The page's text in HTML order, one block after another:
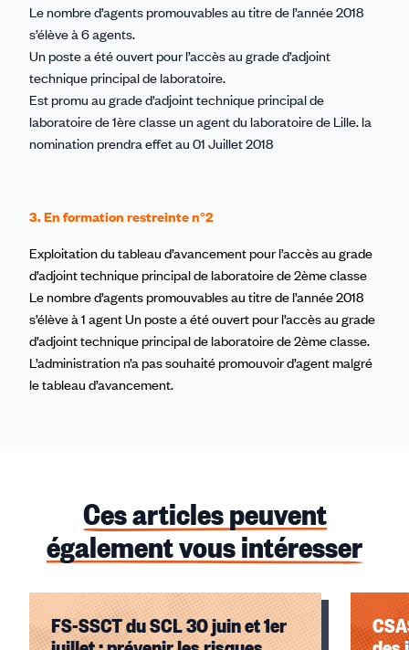
Le nombre d’agents promouvables au titre de l’année 2018
s’élève à 6 agents.
Un poste a été ouvert pour l’accès au grade d’adjoint
technique principal de laboratoire.
Est promu au grade d’adjoint technique principal de
laboratoire de 1ère classe un agent du laboratoire de Lille. la
nomination prendra effet au 01 Juillet 2018
3. En formation restreinte n°2
Exploitation du tableau d’avancement pour l’accès au grade
d’adjoint technique principal de laboratoire de 2ème classe
Le nombre d’agents promouvables au titre de l’année 2018
s’élève à 1 agent Un poste a été ouvert pour l’accès au grade
d’adjoint technique principal de laboratoire de 2ème classe.
L’administration n’a pas souhaité promouvoir d’agent malgré
le tableau d’avancement.
Ces articles peuvent
également vous intéresser
FS-SSCT du SCL 30 juin et 1er